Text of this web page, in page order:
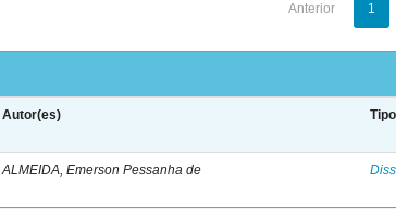
Anterior 1
Autor(es) Tipo
ALMEIDA, Emerson Pessanha de